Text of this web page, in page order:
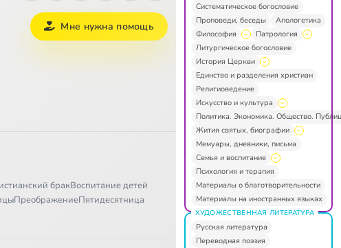
Мне нужна помощь
бракВоспитание детей
ПреображениеПятидесятница
Систематическое богословие
Проповеди, беседы
Апологетика
Философия
Патрология
Литургическое богословие
История Церкви
Единство и разделения христиан
Религиоведение
Искусство и культура
Политика. Экономика. Общество.
Жития святых, биографии
Мемуары, дневники, письма
Семья и воспитание
Психология и терапия
Материалы о благотворительности
Материалы на иностранных языках
ХУДОЖЕСТВЕННАЯ ЛИТЕРАТУРА
Русская литература
Переводная поэзия